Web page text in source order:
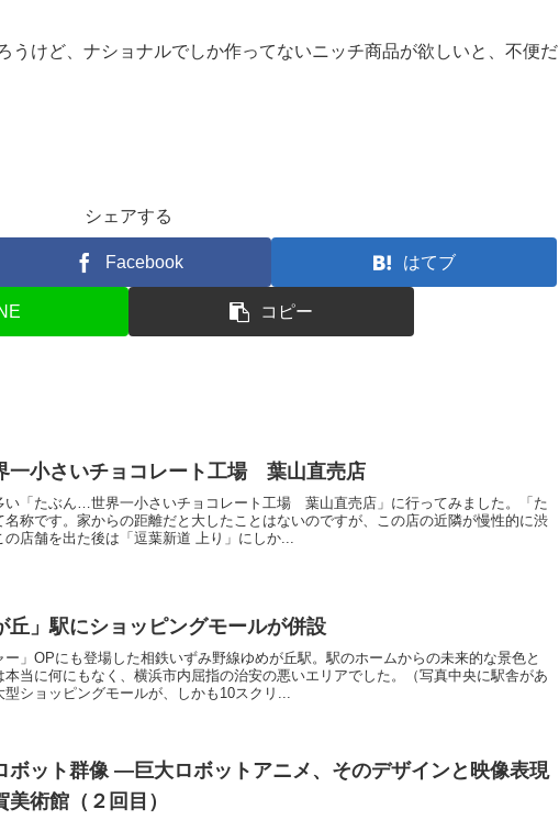
うけど、ナショナルでしか作ってないニッチ商品が欲しいと、不便だ
シェアする
Facebook はてブ
コピー
一小さいチョコレート工場 葉山直売店
い「たぶん…世界一小さいチョコレート工場 葉山直売店」に行ってみました。「た
名称です。家からの距離だと大したことはないのですが、この店の近隣が慢性的に渋
の店舗を出た後は「逗葉新道 上り」にしか...
丘」駅にショッピングモールが併設
ー」OPにも登場した相鉄いずみ野線ゆめが丘駅。駅のホームからの未来的な景色と
本当に何にもなく、横浜市内屈指の治安の悪いエリアでした。（写真中央に駅舎があ
型ショッピングモールが、しかも10スクリ...
ボット群像 ―巨大ロボットアニメ、そのデザインと映像表現
術館（２回目）